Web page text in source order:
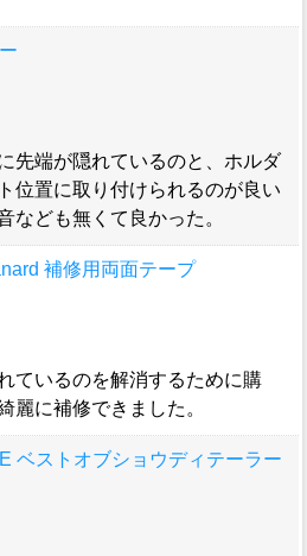
先端が隠れているのと、ホルダ
位置に取り付けられるのが良い
なども無くて良かった。
補修用両面テープ
ているのを解消するために購
麗に補修できました。
ベストオブショウディテーラー